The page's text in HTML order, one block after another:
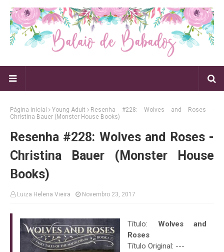
Página inicial Young Adult
Resenha #228: Wolves and Roses -
Christina Bauer (Monster House Books)
Resenha #228: Wolves and Roses -
Christina Bauer (Monster House
Books)
Luiza Helena Vieira Novembro 23, 2017
Título: Wolves and
Roses
Título Original: ---